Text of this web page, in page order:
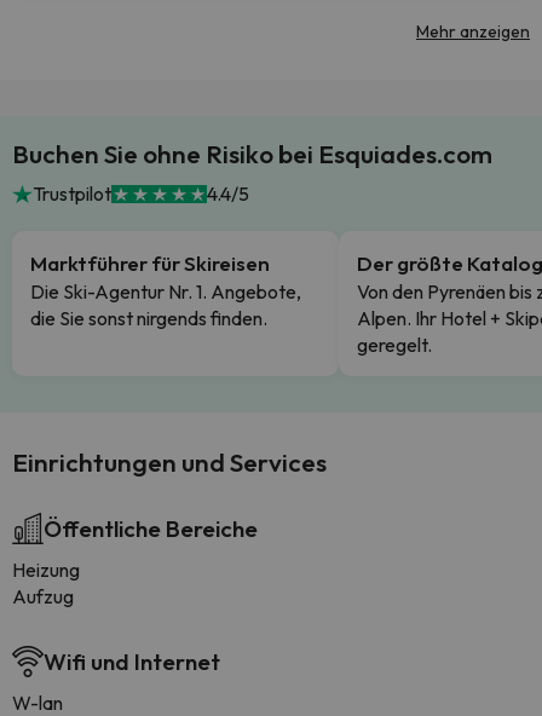
Mehr anzeigen
Buchen Sie ohne Risiko bei Esquiades.com
Trustpilot 4.4/5
Marktführer für Skireisen
Die Ski-Agentur Nr. 1. Angebote,
die Sie sonst nirgends finden.
Der größte Katalog
Von den Pyrenäen bis
Alpen. Ihr Hotel +
geregelt.
Einrichtungen und Services
Öffentliche Bereiche
Heizung
Aufzug
Wifi und Internet
W-lan